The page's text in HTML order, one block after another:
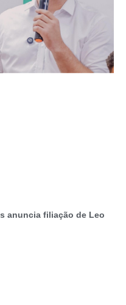
anuncia filiação de Leo